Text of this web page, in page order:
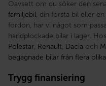
Oavsett om du söker den
familjebil, din första bil eller
fordon, har vi något som
handplockade bilar i lager.
Polestar, Renault, Dacia och
begagnade bilar från flera
Trygg finansiering